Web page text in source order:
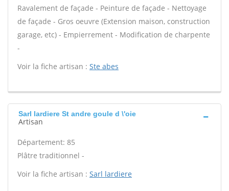
Ravalement de façade - Peinture de façade - Nettoyage
de façade - Gros oeuvre (Extension maison, construction
garage, etc) - Empierrement - Modification de charpente
-
Voir la fiche artisan : Ste abes
Sarl lardiere St andre goule d \'oie
Artisan
Département: 85
Plâtre traditionnel -
Voir la fiche artisan : Sarl lardiere